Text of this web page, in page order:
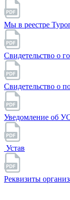
Мы в реестре
Свидетельство о
Свидетельство о
Уведомление об
Устав
Реквизиты